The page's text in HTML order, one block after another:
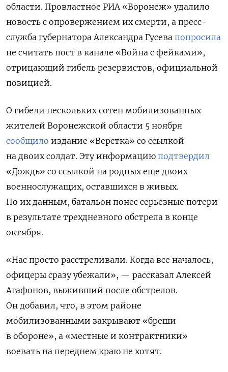
области. Провластное РИА «Воронеж» удалило
новость с опровержением их смерти, а пресс-
служба губернатора Александра Гусева попросила
не считать пост в канале «Война с фейками»,
отрицающий гибель резервистов, официальной
позицией.
О гибели нескольких сотен мобилизованных
жителей Воронежской области 5 ноября
сообщило издание «Верстка» со ссылкой
на двоих солдат. Эту информацию подтвердил
«Дождь» со ссылкой на родных еще двоих
военнослужащих, оставшихся в живых.
По их данным, батальон понес серьезные потери
в результате трехдневного обстрела в конце
октября.
«Нас просто расстреливали. Когда все началось,
офицеры сразу убежали», — рассказал Алексей
Агафонов, выживший после обстрелов.
Он добавил, что, в этом районе
мобилизованными закрывают «бреши
в обороне», а «местные и контрактники»
воевать на переднем краю не хотят.